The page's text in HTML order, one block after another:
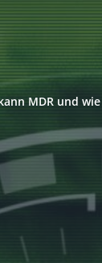
MDR und